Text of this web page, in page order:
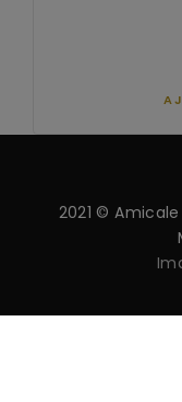
2021 © Amicale